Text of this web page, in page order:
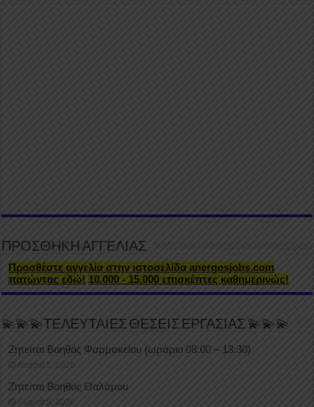
ΠΡΟΣΘΗΚΗ ΑΓΓΕΛΙΑΣ
Προσθέστε αγγελία στην ιστοσελίδα anergosjobs.com
πατώντας εδώ! 10.000 - 15.000 επισκέπτες καθημερινώς!
💫💫💫ΤΕΛΕΥΤΑΙΕΣ ΘΕΣΕΙΣ ΕΡΓΑΣΙΑΣ 💫💫💫
Ζητείται Βοηθός Φαρμακείου (ωράριο 08:00 – 13:30)
August 5, 2026
Ζητείται Βοηθός Θαλάμου
August 5, 2026